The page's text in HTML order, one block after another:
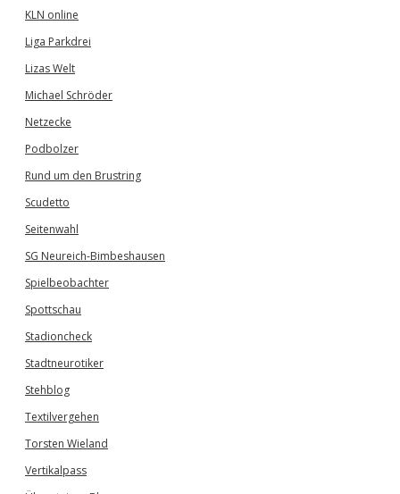
KLN online
Liga Parkdrei
Lizas Welt
Michael Schröder
Netzecke
Podbolzer
Rund um den Brustring
Scudetto
Seitenwahl
SG Neureich-Bimbeshausen
Spielbeobachter
Spottschau
Stadioncheck
Stadtneurotiker
Stehblog
Textilvergehen
Torsten Wieland
Vertikalpass